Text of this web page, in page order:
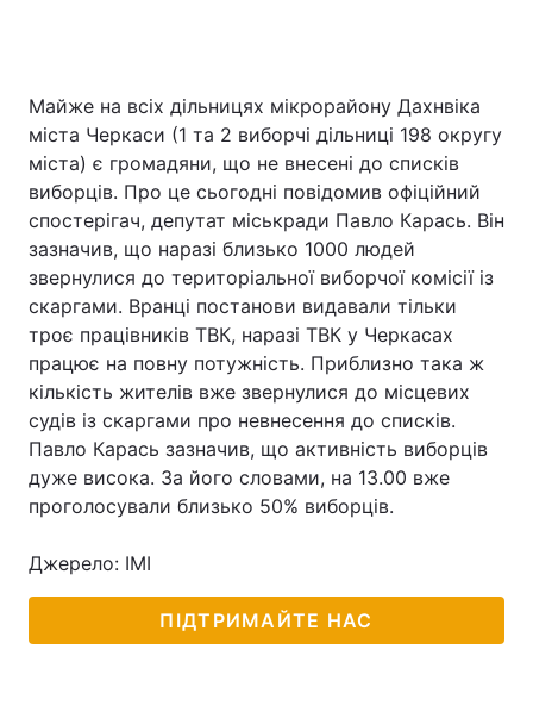
Головна Війна
Спорт Наука
Майже на всіх дільницях мікрорайону Дахнвіка
міста Черкаси (1 та 2 виборчі дільниці 198 округу
міста) є громадяни, що не внесені до списків
виборців. Про це сьогодні повідомив офіційний
спостерігач, депутат міськради Павло Карась. Він
зазначив, що наразі близько 1000 людей
звернулися до територіальної виборчої комісії із
скаргами. Вранці постанови видавали тільки
троє працівників ТВК, наразі ТВК у Черкасах
працює на повну потужність. Приблизно така ж
кількість жителів вже звернулися до місцевих
судів із скаргами про невнесення до списків.
Павло Карась зазначив, що активність виборців
дуже висока. За його словами, на 13.00 вже
проголосували близько 50% виборців.
Джерело: ІМІ
ПІДТРИМАЙТЕ НАС